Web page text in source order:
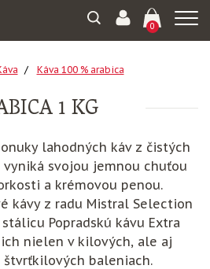
0
Káva 100 % arabica
1 KG
lahodných káv z čistých
vyniká svojou jemnou chuťou
a krémovou penou.
kávy z radu Mistral Selection
Popradskú kávu Extra
nielen v kilových, ale aj
baleniach.